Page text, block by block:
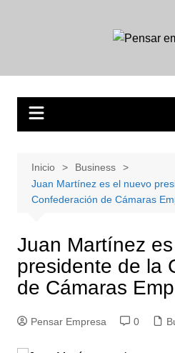
Inicio
Business
Juan Martínez es el nuevo
Confederación de Cámaras
Juan Martínez
presidente de la
de Cámaras
Pensar Empresa 0